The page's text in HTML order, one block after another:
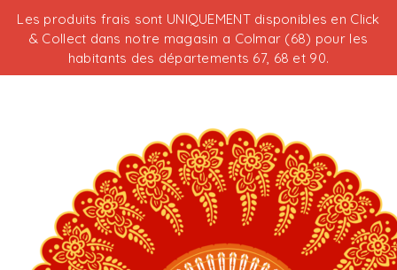
Les produits frais sont UNIQUEMENT disponibles en Click
& Collect dans notre magasin a Colmar (68) pour les
habitants des départements 67, 68 et 90.